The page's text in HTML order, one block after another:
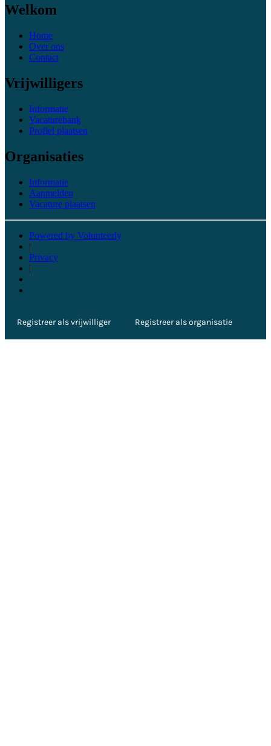
Welkom
Home
Over ons
Contact
Vrijwilligers
Informatie
Vacaturebank
Profiel plaatsen
Organisaties
Informatie
Aanmelden
Vacature plaatsen
Powered by Volunteerly
|
Privacy
|
Registreer als vrijwilliger Registreer als organisatie